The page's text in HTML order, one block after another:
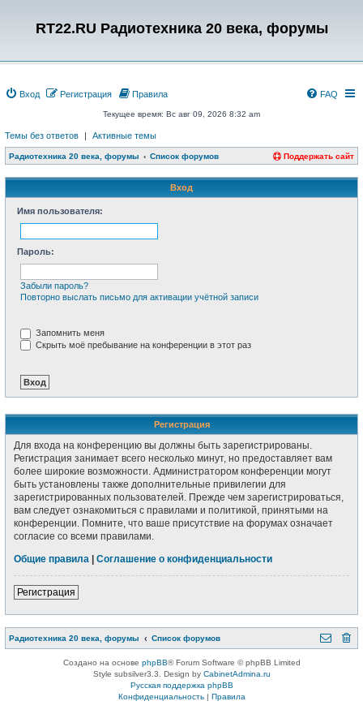
RT22.RU Радиотехника 20 века, форумы
Вход Регистрация FAQ
Правила
Текущее время: Вс авг 09, 2026 8:32 am
Темы без ответов | Активные темы
Радиотехника 20 века, форумы Список форумов Поддержать сайт
Вход
Имя пользователя:
Пароль:
Забыли пароль?
Повторно выслать письмо для активации учётной записи
Запомнить меня
Скрыть моё пребывание на конференции в этот раз
Регистрация
Для входа на конференцию вы должны быть зарегистрированы.
Регистрация занимает всего несколько минут, но предоставляет вам
более широкие возможности. Администратором конференции могут
быть установлены также дополнительные привилегии для
зарегистрированных пользователей. Прежде чем зарегистрироваться,
вам следует ознакомиться с правилами и политикой, принятыми на
конференции. Помните, что ваше присутствие на форумах означает
согласие со всеми правилами.
Общие правила
Соглашение о конфиденциальности
Регистрация
Радиотехника 20 века, форумы Список форумов
Создано на основе phpBB® Forum Software © phpBB Limited
Style subsilver3.3. Design by CabinetAdmina.ru
Русская поддержка phpBB
Конфиденциальность| Правила